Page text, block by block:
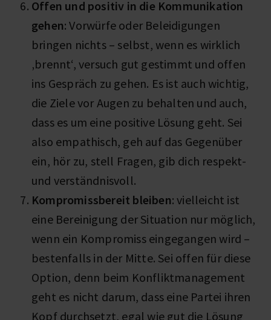
Offen und positiv in die Kommunikation
gehen: Vorwürfe oder Beleidigungen
bringen nichts – selbst, wenn es wirklich
‚brennt‘, versuch gut gestimmt und offen
ins Gespräch zu gehen. Es ist auch wichtig,
die Ziele vor Augen zu behalten und auch,
dass es um eine positive Lösung geht. Sei
also empathisch, geh auf das Gegenüber
ein, hör zu, stell Fragen, gib dich respekt-
und verständnisvoll.
Kompromissbereit bleiben: vielleicht ist
eine Bereinigung der Situation nur möglich,
wenn ein Kompromiss eingegangen wird –
bestenfalls in der Mitte. Sei offen für diese
Option, denn beim Konfliktmanagement
geht es nicht darum, dass eine Partei ihren
Kopf durchsetzt, egal wie gut die Lösung